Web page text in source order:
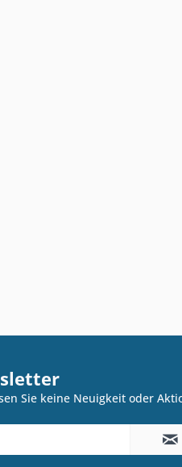
Sie keine Neuigkeit oder